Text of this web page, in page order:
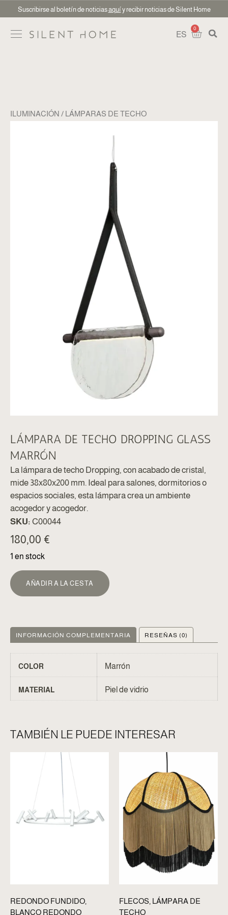
Suscribirse al boletín de noticiasaquíy recibir noticias de Silent Home
ES
0
ILUMINACIÓN LÁMPARAS DE TECHO
LÁMPARA DE TECHO DROPPING GLASS
MARRÓN
La lámpara de techo Dropping, con acabado de cristal,
mide 38x80x200 mm. Ideal para salones, dormitorios o
espacios sociales, esta lámpara crea un ambiente
acogedor y acogedor.
SKU: C00044
180,00 €
1 en stock
AÑADIR A LA CESTA
INFORMACIÓN COMPLEMENTARIA RESEÑAS (0)
COLOR Marrón
MATERIAL Piel de vidrio
TAMBIÉN LE PUEDE INTERESAR
REDONDO FUNDIDO,
BLANCO REDONDO
FLECOS, LÁMPARA DE
TECHO